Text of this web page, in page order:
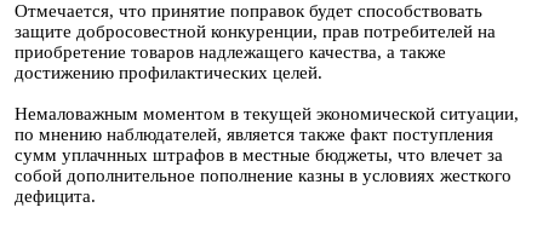
Отмечается, что принятие поправок будет способствовать
защите добросовестной конкуренции, прав потребителей на
приобретение товаров надлежащего качества, а также
достижению профилактических целей.
Немаловажным моментом в текущей экономической ситуации,
по мнению наблюдателей, является также факт поступления
сумм уплачнных штрафов в местные бюджеты, что влечет за
собой дополнительное пополнение казны в условиях жесткого
дефицита.